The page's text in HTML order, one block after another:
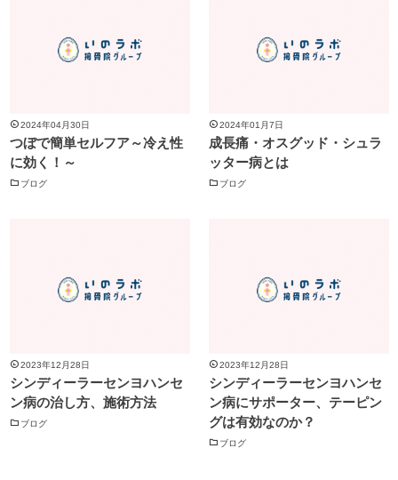
2024年04月30日
つぼで簡単セルフア～冷え性
に効く！～
ブログ
2024年01月7日
成長痛・オスグッド・シュラ
ッター病とは
ブログ
2023年12月28日
シンディーラーセンヨハンセ
ン病の治し方、施術方法
ブログ
2023年12月28日
シンディーラーセンヨハンセ
ン病にサポーター、テーピン
グは有効なのか？
ブログ